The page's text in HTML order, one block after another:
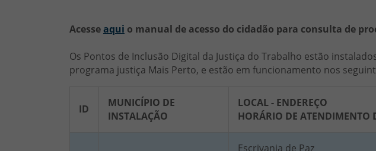
Acesseaqui o manual de acesso do cidadão para consulta de
Os Pontos de Inclusão Digital da Justiça do Trabalho estão
programa justiça Mais Perto, e estão em funcionamento nos
ID
MUNICÍPIO DE
INSTALAÇÃO
LOCAL - ENDEREÇO
HORÁRIO DE ATENDIMENTO
Escrivania de Paz